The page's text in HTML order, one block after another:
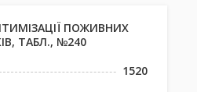
ПОЖИВНИХ
ТАБЛ., №240
1520